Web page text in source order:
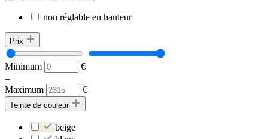
non réglable en hauteur
Prix
Minimum
€
–
Maximum
€
Teinte de couleur
beige